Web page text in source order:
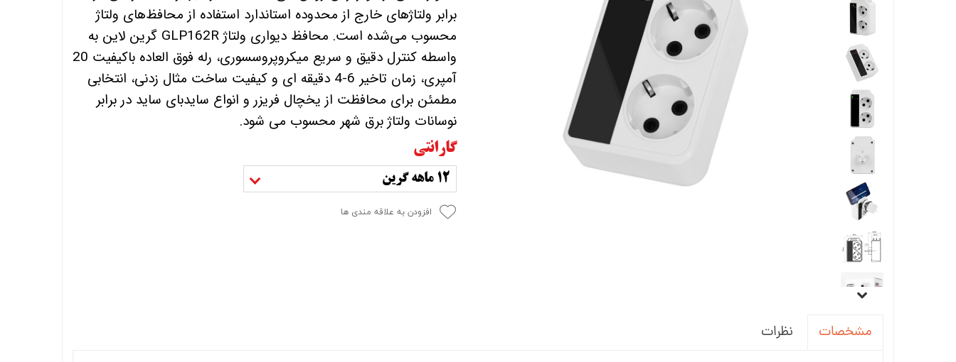
جاسوئیچی ، کاور ریموت خودرو
واکس ، پولیش و تمیز کننده خودرو
سنسور و دزدگیر و جی پی اس خودرو
سیستم صوتی و تصویری خودرو
برابر ولتاژهای خارج از محدوده استاندارد استفاده از محافظ‌های ولتاژ
محسوب می‌شده است. محافظ دیواری ولتاژ GLP162R گرین لاین به
واسطه کنترل دقیق و سریع میکروپروسسوری، رله‌ فوق العاده باکیفیت 20
آمپری، زمان تاخیر 6-4 دقیقه ای و کیفیت ساخت مثال زدنی، انتخابی
مطمئن برای محافظت از یخچال فریزر و انواع سایدبای ساید در برابر
نوسانات ولتاژ برق شهر محسوب می شود.
گارانتی
12 ماهه گرین
افزودن به علاقه مندی ها
مشخصات نظرات